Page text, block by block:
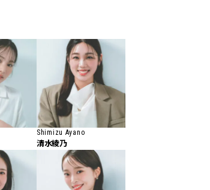
Shimizu Ayano
清水綾乃
2026
け対策ガ
なアイテ
クラッシ
2026
ムラにア
底上げ】
クラッシ
【結婚指輪】人気ブランドのリ